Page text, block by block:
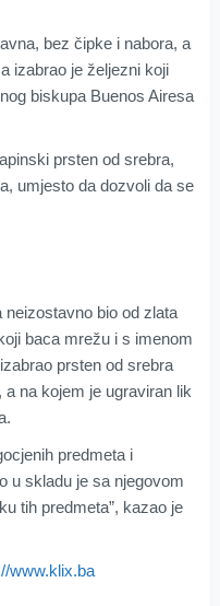
bez čipke i nabora, a
izabrao je željezni koji
biskupa Buenos Airesa
prsten od srebra,
umjesto da dozvoli da se
neizostavno bio od zlata
baca mrežu i s imenom
prsten od srebra
na kojem je ugraviran lik
predmeta i
u skladu je sa njegovom
tih predmeta”, kazao je
www.klix.ba